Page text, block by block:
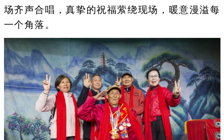
场齐声合唱，真挚的祝福萦绕现场，暖意漫溢每
一个角落。